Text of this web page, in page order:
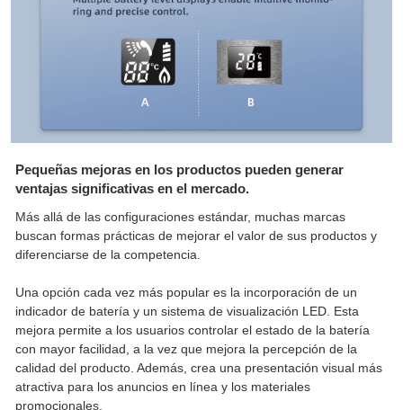
Pequeñas mejoras en los productos pueden generar
ventajas significativas en el mercado.
Más allá de las configuraciones estándar, muchas marcas
buscan formas prácticas de mejorar el valor de sus productos y
diferenciarse de la competencia.
Una opción cada vez más popular es la incorporación de un
indicador de batería y un sistema de visualización LED. Esta
mejora permite a los usuarios controlar el estado de la batería
con mayor facilidad, a la vez que mejora la percepción de la
calidad del producto. Además, crea una presentación visual más
atractiva para los anuncios en línea y los materiales
promocionales.